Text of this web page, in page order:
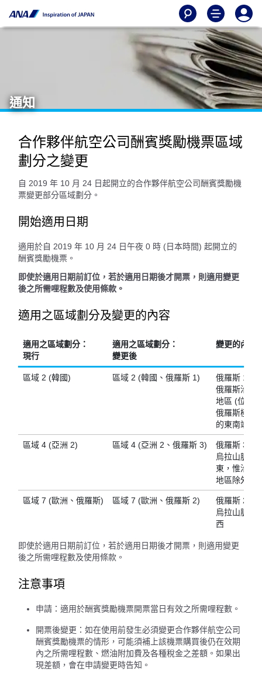
通知
合作夥伴航空公司酬賓獎勵機票區域
劃分之變更
自 2019 年 10 月 24 日起開立的合作夥伴航空公司酬賓獎勵機
票變更部分區域劃分。
開始適用日期
適用於自 2019 年 10 月 24 日午夜 0 時 (日本時間) 起開立的
酬賓獎勵機票。
即使於適用日期前訂位，若於適用日期後才開票，則適用變更
後之所需哩程數及使用條款。
適用之區域劃分及變更的內容
適用之區域劃分：
現行
適用之區域劃分：
變更後
變更的內容
區域 2 (韓國) 區域 2 (韓國、俄羅斯 1)
俄羅斯 1：
俄羅斯沿海
地區 (位於
俄羅斯極東
的東南端)
區域 4 (亞洲 2) 區域 4 (亞洲 2、俄羅斯 3)
俄羅斯 3：
烏拉山脈以
東，惟沿海
地區除外
區域 7 (歐洲、俄羅斯) 區域 7 (歐洲、俄羅斯 2)
俄羅斯 2：
烏拉山脈以
西
即使於適用日期前訂位，若於適用日期後才開票，則適用變更
後之所需哩程數及使用條款。
注意事項
申請：適用於酬賓獎勵機票開票當日有效之所需哩程數。
開票後變更：如在使用前發生必須變更合作夥伴航空公司
酬賓獎勵機票的情形，可能須補上該機票購買後仍在效期
內之所需哩程數、燃油附加費及各種稅金之差額。如果出
現差額，會在申請變更時告知。